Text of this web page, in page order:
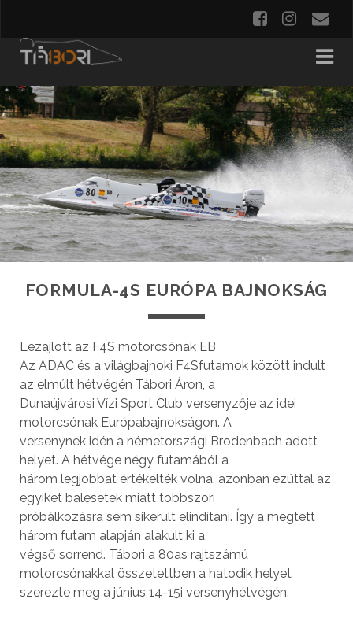
FORMULA-4S EURÓPA BAJNOKSÁG
Lezajlott az F­4S motorcsónak ­EB
Az ADAC és a világbajnoki F4S­futamok között indult
az elmúlt hétvégén Tábori Áron, a
Dunaújvárosi Vízi Sport Club versenyzője az idei
motorcsónak Európa­bajnokságon. A
versenynek idén a németországi Brodenbach adott
helyet. A hétvége négy futamából a
három legjobbat értékelték volna, azonban ezúttal az
egyiket balesetek miatt többszöri
próbálkozásra sem sikerült elindítani. Így a megtett
három futam alapján alakult ki a
végső sorrend. Tábori a 80­as rajtszámú
motorcsónakkal összetettben a hatodik helyet
szerezte meg a június 14­-15­i versenyhétvégén.